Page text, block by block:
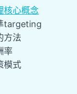
核心概念
targeting
方法
率
模式